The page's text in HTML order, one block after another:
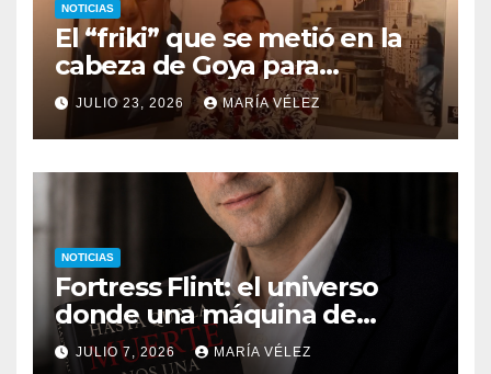
NOTICIAS
El “friki” que se metió en la
cabeza de Goya para
descubrir qué esconden sus
monstruos
JULIO 23, 2026 MARÍA VÉLEZ
NOTICIAS
Fortress Flint: el universo
donde una máquina de
escribir, un silbido o un
JULIO 7, 2026 MARÍA VÉLEZ